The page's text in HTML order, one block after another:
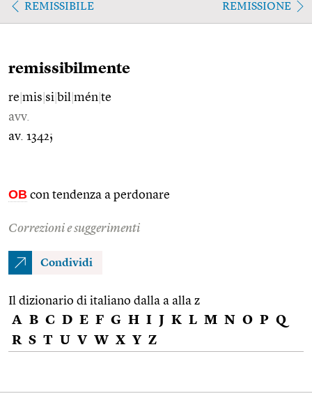
REMISSIBILE REMISSIONE
remissibilmente
re mis si bil mén te
avv.
av. 1342;
OB con tendenza a perdonare
Correzioni e suggerimenti
Condividi
Il dizionario di italiano dalla a alla z
A B C D E F G H I J K L M N O P Q
R S T U V W X Y Z